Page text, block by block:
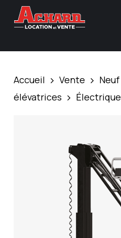
Accueil Vente Neuf
élévatrices
Électrique